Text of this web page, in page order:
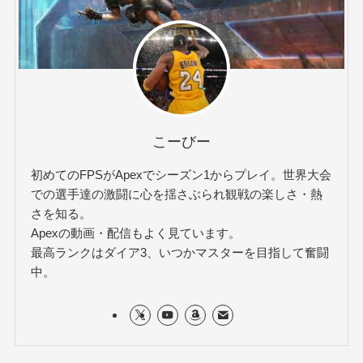
こーびー
初めてのFPSがApexでシーズン1からプレイ。世界大会
での選手達の激闘に心を揺さぶられ観戦の楽しさ・熱
さを知る。
Apexの動画・配信もよく見ています。
最高ランクはダイア3、いつかマスターを目指して奮闘
中。